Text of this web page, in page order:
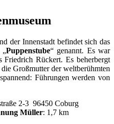
der Innenstadt befindet sich das
„Puppenstube“ genannt. Es war
Friedrich Rückert. Es beherbergt
Großmutter der weltberühmten
Führungen werden von
2-3 96450 Coburg
Müller: 1,7 km